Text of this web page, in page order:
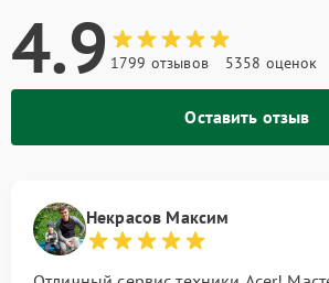
4.9 1799 отзывов 5358 оценок
Оставить отзыв
Некрасов Максим